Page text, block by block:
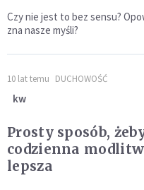
Czy nie jest to bez sensu?
zna nasze myśli?
10 lat temu DUCHOWOŚĆ
kw
Prosty sposób,
codzienna
lepsza